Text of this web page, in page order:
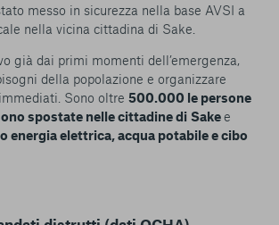
messo in sicurezza nella base AVSI a
nella vicina cittadina di Sake.
già dai primi momenti dell’emergenza,
della popolazione e organizzare
Sono oltre 500.000 le persone
spostate nelle cittadine di Sakee
energia elettrica, acqua potabile e cibo